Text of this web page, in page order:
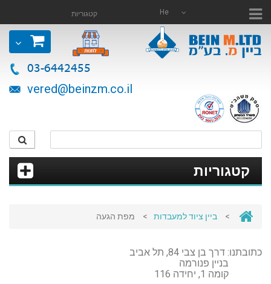
He קטגוריות
03-6442455
vered@beinzm.co.il
קטגוריות
> ביין ציוד למעבדות > מפת הגעה
כתובתנו: דרך בן צבי 84 , תל אביב
בניין פנורמה
קומה 1, יחידה 116